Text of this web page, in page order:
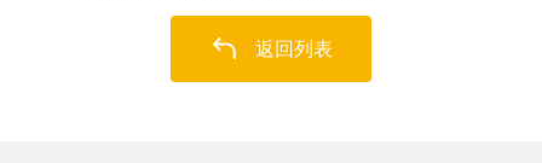
返回列表